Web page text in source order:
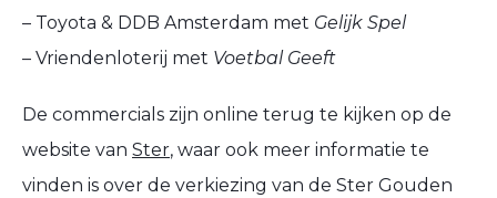
– Toyota & DDB Amsterdam met Gelijk Spel
– Vriendenloterij met Voetbal Geeft
De commercials zijn online terug te kijken op de
website van Ster, waar ook meer informatie te
vinden is over de verkiezing van de Ster Gouden